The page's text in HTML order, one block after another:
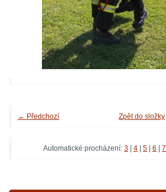
← Předchozí Zpět do složky
Automatické procházení: 3 4 5 6 7